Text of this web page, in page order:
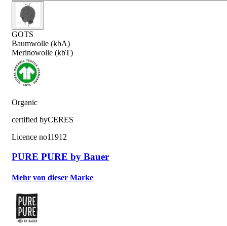
GOTS
Baumwolle (kbA)
Merinowolle (kbT)
Organic
certified byCERES
Licence no11912
PURE PURE by Bauer
Mehr von dieser Marke